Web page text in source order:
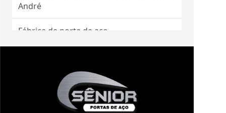
André
Fábrica de porta de aço
Fábrica de portas de enrolar
automáticas